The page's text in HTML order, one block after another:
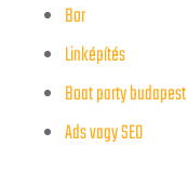
Bor
Linképítés
Boat party budapest
Ads vagy SEO